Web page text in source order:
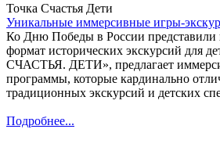
Точка Счастья Дети
Уникальные иммерсивные игры-
Ко Дню Победы в России
формат исторических экскурсий для
СЧАСТЬЯ. ДЕТИ», предлагает
программы, которые кардинально
традиционных экскурсий и детских
Подробнее...